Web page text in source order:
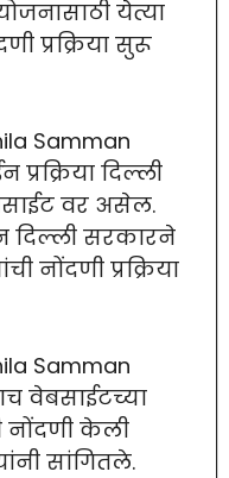
येत्या
प्रक्रिया सुरू
Samman
दिल्ली
वर असेल.
दिल्ली सरकारने
नोंदणी प्रक्रिया
Samman
वेबसाईटच्या
नोंदणी केली
सांगितले.